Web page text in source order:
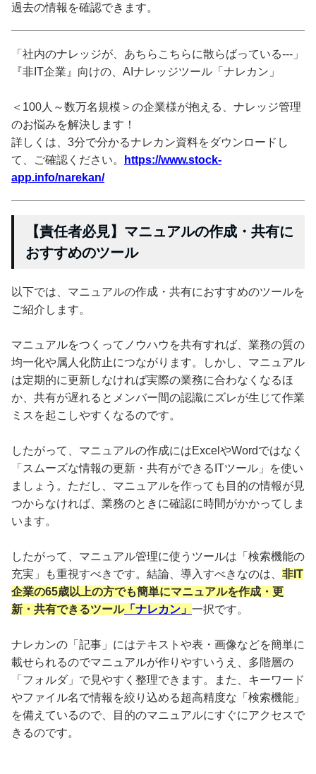
過去の情報を確認できます。
「社内のナレッジが、あちらこちらに散らばっている---」
『非IT企業』向けの、AIナレッジツール「ナレカン」
＜100人～数万名規模＞の企業様が抱える、ナレッジ管理
のお悩みを解決します！
詳しくは、3分で分かるナレカン資料をダウンロードし
て、ご確認ください。
https://www.stock-
app.info/narekan/
【責任者必見】マニュアルの作成・共有に
おすすめのツール
以下では、マニュアルの作成・共有におすすめのツールを
ご紹介します。
マニュアルをつくってノウハウを共有すれば、業務の質の
均一化や属人化防止につながります。しかし、マニュアル
は定期的に更新しなければ実際の業務に合わなくなるほ
か、共有が遅れるとメンバー間の認識にズレが生じて作業
ミスを起こしやすくなるのです。
したがって、マニュアルの作成にはExcelやWordではなく
「スムーズな情報の更新・共有ができるITツール」を使い
ましょう。ただし、マニュアルを作っても目的の情報が見
つからなければ、業務のときに確認に時間がかかってしま
います。
したがって、マニュアル管理に使うツールは「検索機能の
充実」も重視すべきです。結論、導入すべきなのは、 非IT
企業の65歳以上の方でも簡単にマニュアルを作成・更
新・共有できるツール「ナレカン」 一択です。
ナレカンの「記事」にはテキストや表・画像などを簡単に
載せられるのでマニュアルが作りやすいうえ、多階層の
「フォルダ」で見やすく整理できます。また、キーワード
やファイル名で情報を絞り込める超高精度な「検索機能」
を備えているので、目的のマニュアルにすぐにアクセスで
きるのです。